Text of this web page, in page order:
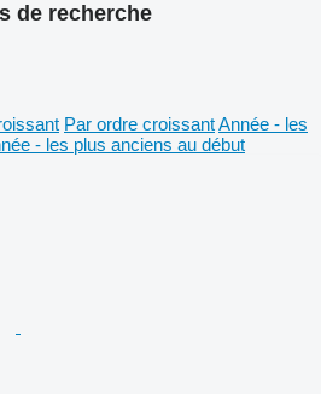
de recherche
Par ordre croissantAnnée - les
- les plus anciens au début